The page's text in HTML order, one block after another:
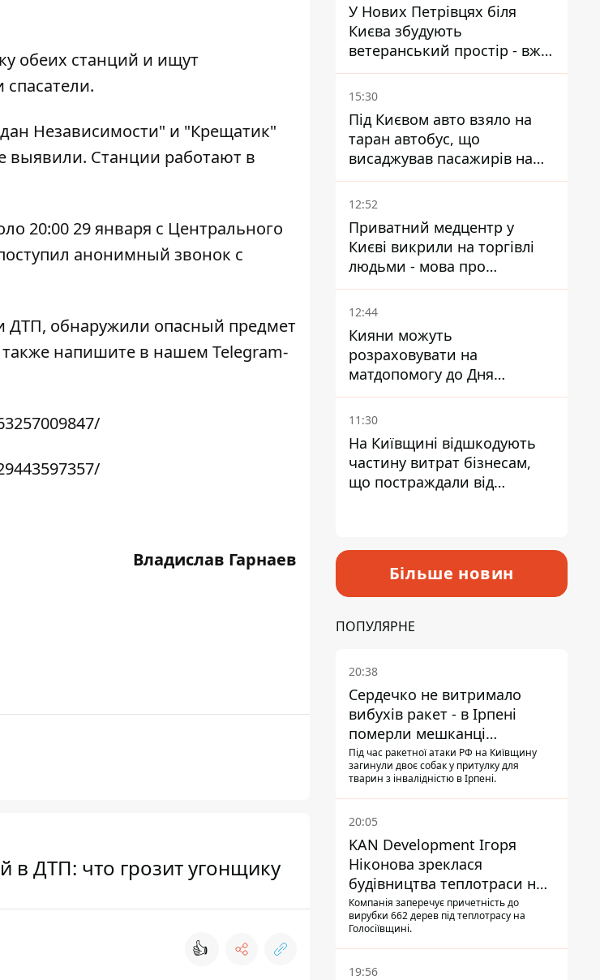
обеих станций и ищут
Независимости" и "Крещатик"
выявили. Станции работают в
20:00 29 января с Центрального
анонимный звонок с
ДТП, обнаружили опасный предмет
напишите в нашем Telegram-
Владислав Гарнаев
ДТП: что грозит угонщику
👍
У Нових Петрівцях біля
Києва збудують
ветеранський простір - вже
знайшли проєктанта
15:30
Під Києвом авто взяло на
таран автобус, що
висаджував пасажирів на
зупинці - пасажирка в
лікарні
12:52
Приватний медцентр у
Києві викрили на торгівлі
людьми - мова про
сурогатне материнство
12:44
Кияни можуть
розраховувати на
матдопомогу до Дня
незалежності - кому її
дадуть
11:30
На Київщині відшкодують
частину витрат бізнесам,
що постраждали від
Більше новин
ПОПУЛЯРНЕ
20:38
Сердечко не витримало
вибухів ракет - в Ірпені
померли мешканці
притулку для собак з
інвалідністю
Під час ракетної атаки РФ на Київщину
загинули двоє собак у притулку для
тварин з інвалідністю в Ірпені.
20:05
KAN Development Ігоря
Ніконова зреклася
будівництва теплотраси на
Теремках
Компанія заперечує причетність до
вирубки 662 дерев під теплотрасу на
Голосіївщині.
19:56